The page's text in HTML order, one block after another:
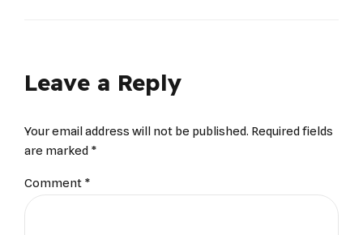
Leave a Reply
Your email address will not be published. Required fields
are marked *
Comment *